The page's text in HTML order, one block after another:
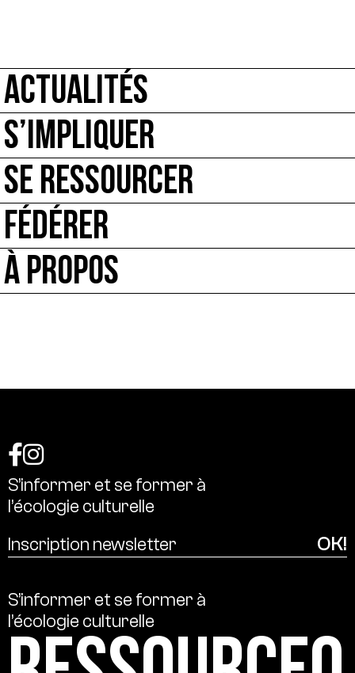
ACTUALITÉS
S’IMPLIQUER
SE RESSOURCER
FÉDÉRER
À PROPOS
S’informer et se former à
l’écologie culturelle
S’informer et se former à
l’écologie culturelle